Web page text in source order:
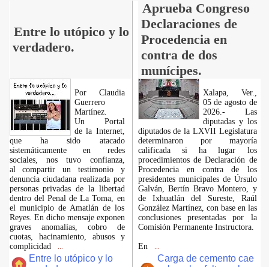
Entre lo utópico y lo
verdadero.
Aprueba Congreso
Declaraciones de
Procedencia en
contra de dos
munícipes.
Por Claudia
Guerrero
Martínez.
​Un Portal
de la Internet,
que ha sido atacado
sistemáticamente en redes
sociales, nos tuvo confianza,
al compartir un testimonio y
denuncia ciudadana realizada por
personas privadas de la libertad
dentro del Penal de La Toma, en
el municipio de Amatlán de los
Reyes. En dicho mensaje exponen
graves anomalías, cobro de
cuotas, hacinamiento, abusos y
complicidad
Entre lo utópico y lo
Xalapa, Ver.,
05 de agosto de
2026.- Las
diputadas y los
diputados de la LXVII Legislatura
determinaron por mayoría
calificada si ha lugar los
procedimientos de Declaración de
Procedencia en contra de los
presidentes municipales de Úrsulo
Galván, Bertín Bravo Montero, y
de Ixhuatlán del Sureste, Raúl
González Martínez, con base en las
conclusiones presentadas por la
Comisión Permanente Instructora.
En
Carga de cemento cae